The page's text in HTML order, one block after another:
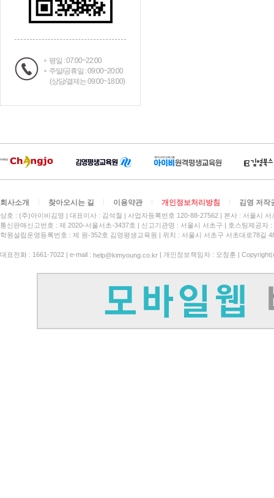
평일 : 07:00~22:00
주말/공휴일 : 09:00~20:00
(상담/결제는 09:00~18:00)
회사소개 찾아오시는 길 이용약관 개인정보처리방침 김영 저작
상호 : (주)아이비김영 대표이사 : 김석철 사업자등록번호 120-88-27562
본사 : 서울시
통신판매신고번호 : 제 2020-서울서초-3437호
신고기관명 : 서울시 서초구
호스팅제공자
학원설립운영등록번호 : 제 원-352호 김영평생교육원 | 위치 : 서울시 서초구 서초대로78길
대표전화 : 1661-7022 | e-mail : help@kimyoung.co.kr | 개인정보책임자 : 오창훈 |